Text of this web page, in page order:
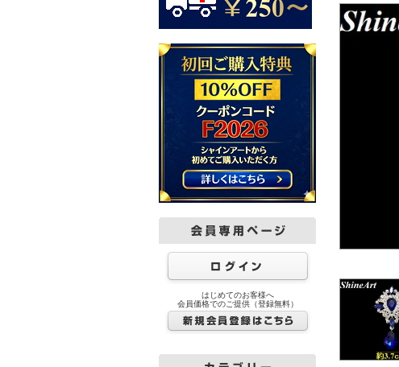
はじめてのお客様へ
会員価格でのご提供（登録無料）